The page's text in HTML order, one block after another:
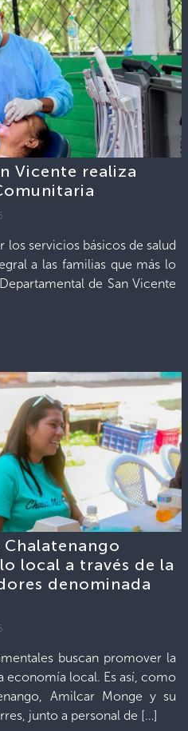
Vicente realiza
servicios básicos de salud
a las familias que más lo
de San Vicente
local a través de la
denominada
buscan promover la
economía local. Es así, como
Amilcar Monge y su
junto a personal de […]